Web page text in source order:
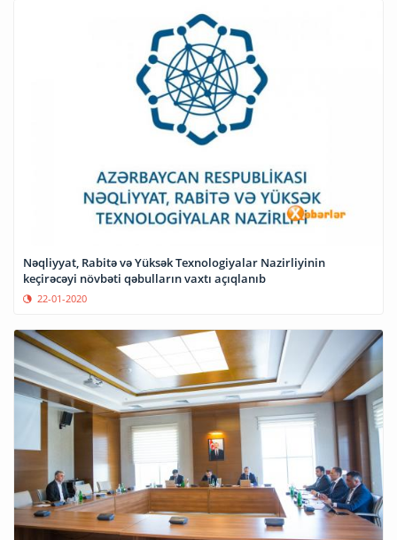
Nəqliyyat, Rabitə və Yüksək Texnologiyalar Nazirliyinin
keçirəcəyi növbəti qəbulların vaxtı açıqlanıb
22-01-2020